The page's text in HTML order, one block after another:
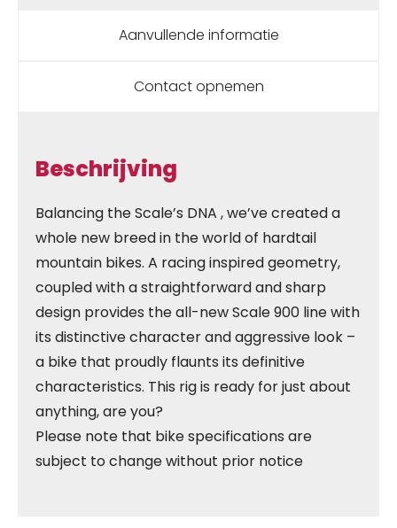
Aanvullende informatie
Contact opnemen
Beschrijving
Balancing the Scale’s DNA , we’ve created a
whole new breed in the world of hardtail
mountain bikes. A racing inspired geometry,
coupled with a straightforward and sharp
design provides the all-new Scale 900 line with
its distinctive character and aggressive look –
a bike that proudly flaunts its definitive
characteristics. This rig is ready for just about
anything, are you?
Please note that bike specifications are
subject to change without prior notice